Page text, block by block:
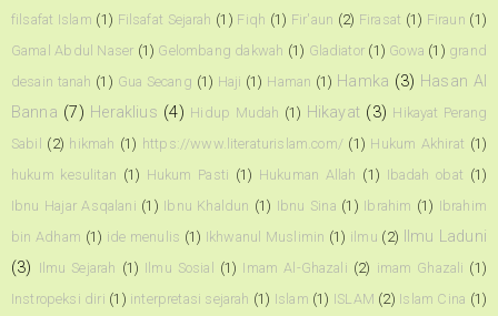
filsafat Islam (1) Filsafat Sejarah (1) Fiqh (1) Fir'aun (2) Firasat (1) Firaun (1)
Gamal Abdul Naser (1) Gelombang dakwah (1) Gladiator (1) Gowa (1) grand
desain tanah (1) Gua Secang (1) Haji (1) Haman (1) Hamka (3) Hasan Al
Banna (7) Heraklius (4) Hidup Mudah (1) Hikayat (3) Hikayat Perang
Sabil
(2) hikmah (1) https://www.literaturislam.com/ (1) Hukum Akhirat (1)
hukum kesulitan (1) Hukum Pasti (1) Hukuman Allah (1) Ibadah obat (1)
Ibnu Hajar Asqalani (1) Ibnu Khaldun (1) Ibnu Sina (1) Ibrahim (1) Ibrahim
bin Adham (1) ide menulis (1) Ikhwanul Muslimin (1) ilmu (2) Ilmu Laduni
(3) Ilmu Sejarah (1) Ilmu Sosial (1) Imam Al-Ghazali (2) imam Ghazali (1)
Instropeksi diri (1) interpretasi sejarah (1) Islam (1) ISLAM (2) Islam Cina (1)